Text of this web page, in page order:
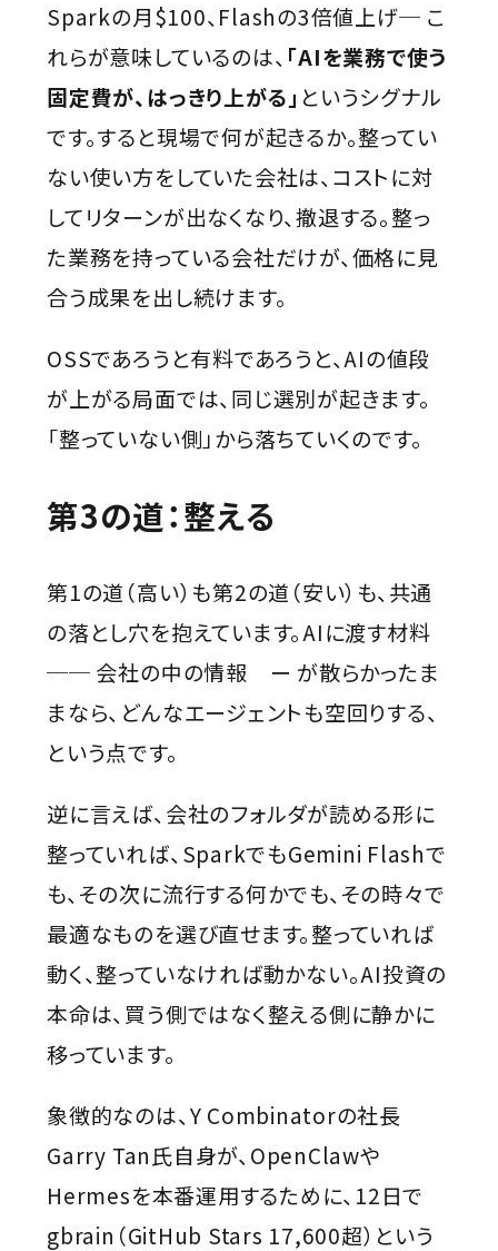
Sparkの月$100、Flashの3倍値上げ─ こ
れらが意味しているのは、 「AIを業務で使う
固定費が、はっきり上がる」 というシグナル
です。すると現場で何が起きるか。整ってい
ない使い方をしていた会社は、コストに対
してリターンが出なくなり、撤退する。整っ
た業務を持っている会社だけが、価格に見
合う成果を出し続けます。
OSSであろうと有料であろうと、AIの値段
が上がる局面では、同じ選別が起きます。
「整っていない側」から落ちていくのです。
第3の道：整える
第1の道（高い）も第2の道（安い）も、共通
の落とし穴を抱えています。AIに渡す材料
── 会社の中の情報 ー が散らかったま
まなら、どんなエージェントも空回りする、
という点です。
逆に言えば、会社のフォルダが読める形に
整っていれば、SparkでもGemini Flashで
も、その次に流行する何かでも、その時々で
最適なものを選び直せます。整っていれば
動く、整っていなければ動かない。AI投資の
本命は、買う側ではなく整える側に静かに
移っています。
象徴的なのは、Y Combinatorの社長
Garry Tan氏自身が、OpenClawや
Hermesを本番運用するために、12日で
gbrain（GitHub Stars 17,600超）という